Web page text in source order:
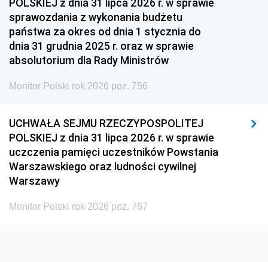
1951 1950
1948 1947 1946
1939 1938
sprawozdania z wykonania budżetu
państwa za okres od dnia 1 stycznia do
dnia 31 grudnia 2025 r. oraz w sprawie
absolutorium dla Rady Ministrów
Monitor Polski rok 2026 poz. 756
UCHWAŁA SEJMU RZECZYPOSPOLITEJ
POLSKIEJ z dnia 31 lipca 2026 r. w sprawie
uczczenia pamięci uczestników Powstania
Warszawskiego oraz ludności cywilnej
Warszawy
Monitor Polski rok 2026 poz. 767